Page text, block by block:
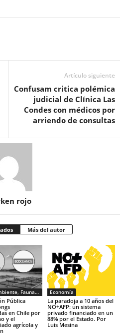
Artículo siguiente
Confusam critica polémica
judicial de Clínica Las
Condes con médicos por
arriendo de consultas
rojo
Más del autor
Medio Ambiente, Fauna y Sociedad
Pública
en Chile por
y el
agrícola y
Economía
La paradoja a 10 años del
NO+AFP: un sistema
privado financiado en un
88% por el Estado. Por
Luis Mesina